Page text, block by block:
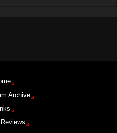
Archive